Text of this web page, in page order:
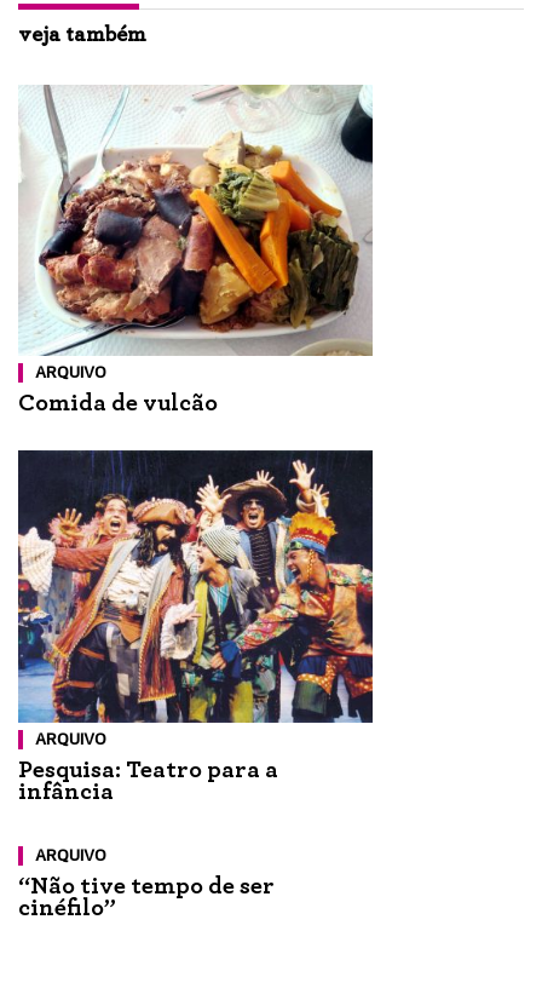
veja também
ARQUIVO
Comida de vulcão
ARQUIVO
Pesquisa: Teatro para a
infância
ARQUIVO
“Não tive tempo de ser
cinéfilo”